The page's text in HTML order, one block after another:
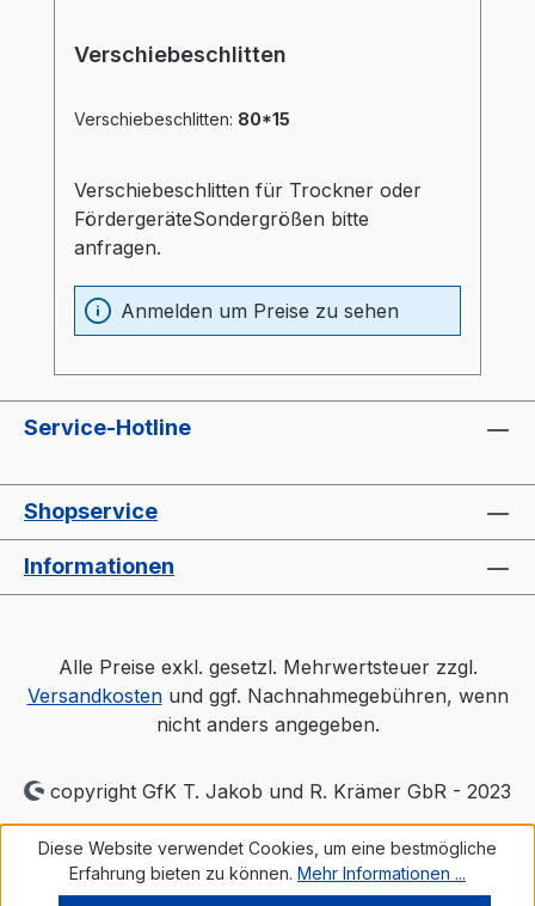
Verschiebeschlitten
Verschiebeschlitten: 80*15
Verschiebeschlitten für Trockner oder
FördergeräteSondergrößen bitte
anfragen.
Anmelden um Preise zu sehen
Service-Hotline
Shopservice
Informationen
Alle Preise exkl. gesetzl. Mehrwertsteuer zzgl.
Versandkostenund ggf. Nachnahmegebühren, wenn
nicht anders angegeben.
copyright GfK T. Jakob und R. Krämer GbR - 2023
Diese Website verwendet Cookies, um eine bestmögliche
Erfahrung bieten zu können. Mehr Informationen ...